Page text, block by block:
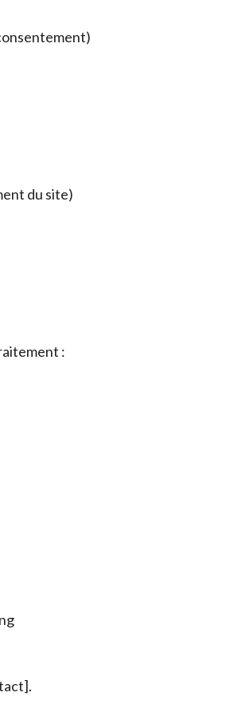
du site)
: